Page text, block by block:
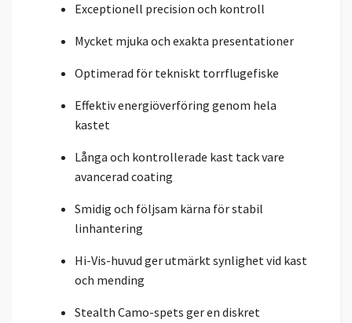
Exceptionell precision och kontroll
Mycket mjuka och exakta presentationer
Optimerad för tekniskt torrflugefiske
Effektiv energiöverföring genom hela
kastet
Långa och kontrollerade kast tack vare
avancerad coating
Smidig och följsam kärna för stabil
linhantering
Hi-Vis-huvud ger utmärkt synlighet vid kast
och mending
Stealth Camo-spets ger en diskret